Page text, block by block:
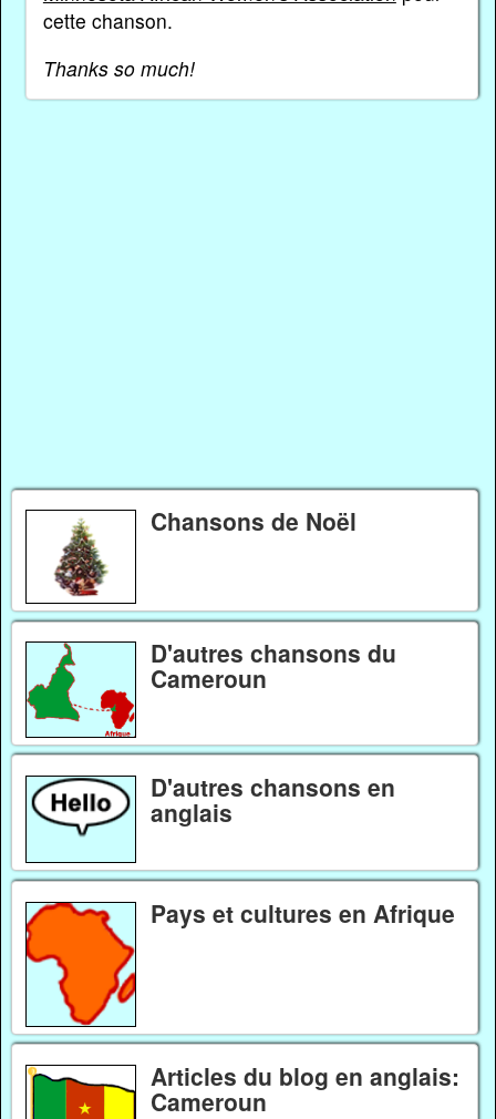
cette chanson.
Thanks so much!
Chansons de Noël
D'autres chansons du
Cameroun
D'autres chansons en
anglais
Pays et cultures en Afrique
Articles du blog en anglais:
Cameroun